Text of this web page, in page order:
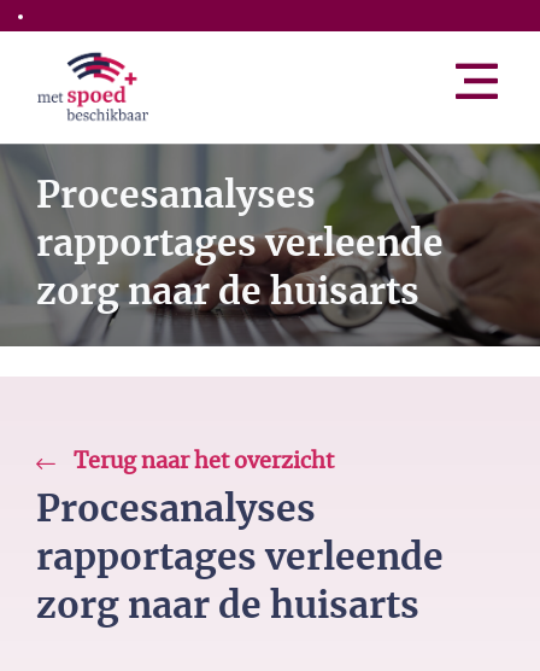
Skip to the main content
Procesanalyses
rapportages verleende
zorg naar de huisarts
Terug naar het overzicht
Procesanalyses
rapportages verleende
zorg naar de huisarts